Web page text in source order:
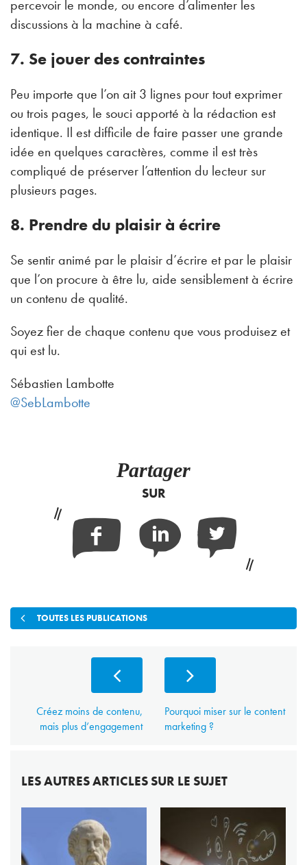
percevoir le monde, ou encore d’alimenter les
discussions à la machine à café.
7. Se jouer des contraintes
Peu importe que l’on ait 3 lignes pour tout exprimer
ou trois pages, le souci apporté à la rédaction est
identique. Il est difficile de faire passer une grande
idée en quelques caractères, comme il est très
compliqué de préserver l’attention du lecteur sur
plusieurs pages.
8. Prendre du plaisir à écrire
Se sentir animé par le plaisir d’écrire et par le plaisir
que l’on procure à être lu, aide sensiblement à écrire
un contenu de qualité.
Soyez fier de chaque contenu que vous produisez et
qui est lu.
Sébastien Lambotte
@SebLambotte
Partager
SUR
TOUTES LES PUBLICATIONS
Créez moins de contenu,
mais plus d’engagement
Pourquoi miser sur le content
marketing ?
LES AUTRES ARTICLES SUR LE SUJET